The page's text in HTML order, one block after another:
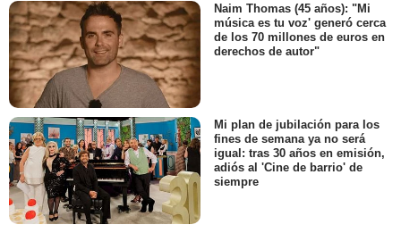
Naim Thomas (45 años): "Mi
música es tu voz' generó cerca
de los 70 millones de euros en
derechos de autor"
Mi plan de jubilación para los
fines de semana ya no será
igual: tras 30 años en emisión,
adiós al 'Cine de barrio' de
siempre